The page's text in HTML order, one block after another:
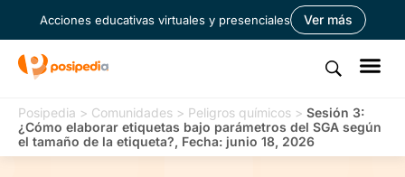
Acciones educativas virtuales y presenciales Ver más
Posipedia > Comunidades > Peligros químicos > Sesión 3:
¿Cómo elaborar etiquetas bajo parámetros del SGA según
el tamaño de la etiqueta?, Fecha: junio 18, 2026